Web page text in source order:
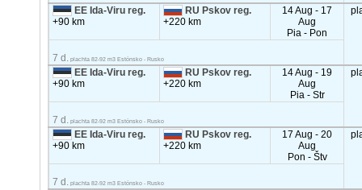
EE Ida-Viru reg.
+90 km
RU Pskov reg.
+220 km
14 Aug - 17
Aug
Pia - Pon
7 d. plachta 82-92 m3 Estónsko - Rusko
EE Ida-Viru reg.
+90 km
RU Pskov reg.
+220 km
14 Aug - 19
Aug
Pia - Str
7 d. plachta 82-92 m3 Estónsko - Rusko
EE Ida-Viru reg.
+90 km
RU Pskov reg.
+220 km
17 Aug - 20
Aug
Pon - Štv
7 d. plachta 82-92 m3 Estónsko - Rusko